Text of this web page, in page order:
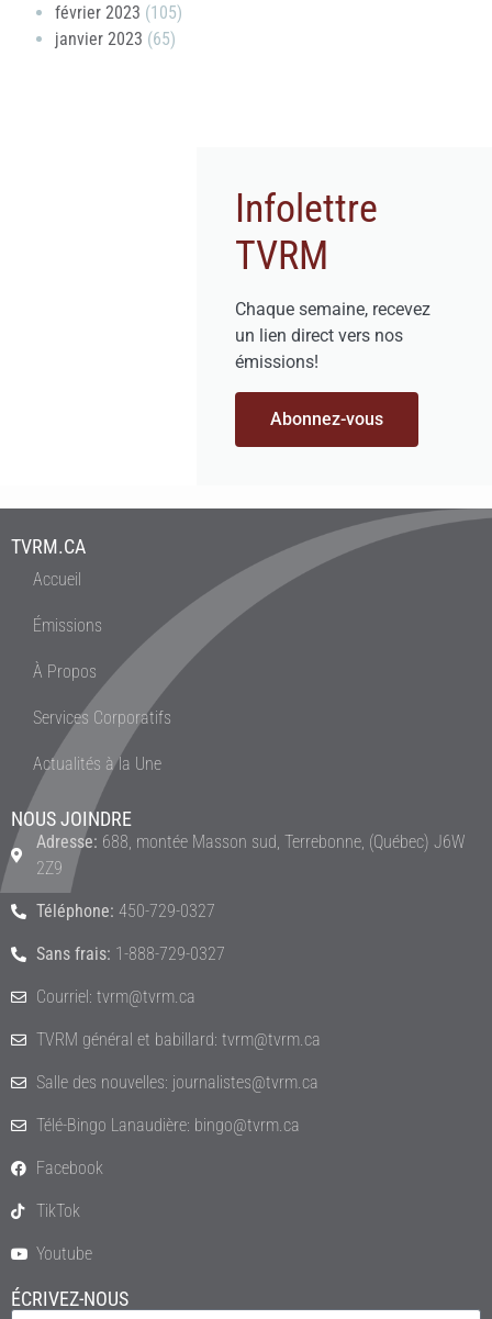
février 2023 (105)
janvier 2023 (65)
Infolettre
TVRM
Chaque semaine, recevez
un lien direct vers nos
émissions!
Abonnez-vous
TVRM.CA
Accueil
Émissions
À Propos
Services Corporatifs
Actualités à la Une
NOUS JOINDRE
Adresse: 688, montée Masson sud, Terrebonne, (Québec) J6W
2Z9
Téléphone: 450-729-0327
Sans frais: 1-888-729-0327
Courriel: tvrm@tvrm.ca
TVRM général et babillard: tvrm@tvrm.ca
Salle des nouvelles: journalistes@tvrm.ca
Télé-Bingo Lanaudière: bingo@tvrm.ca
Facebook
TikTok
Youtube
ÉCRIVEZ-NOUS